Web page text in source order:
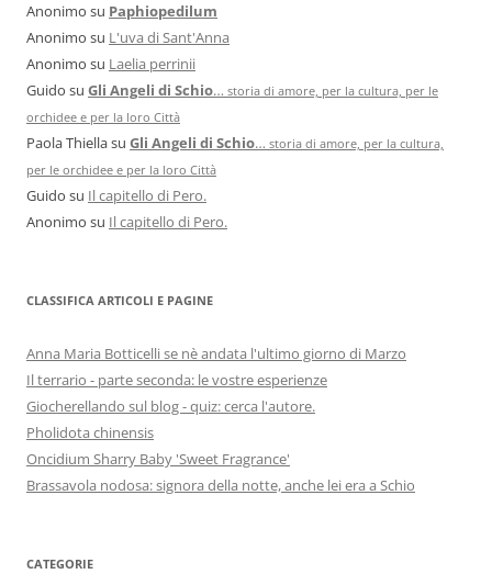
Anonimo su Paphiopedilum
Anonimo su L'uva di Sant'Anna
Anonimo su Laelia perrinii
Guido su Gli Angeli di Schio… storia di amore, per la cultura, per le
orchidee e per la loro Città
Paola Thiellasu Gli Angeli di Schio… storia di amore, per la cultura,
per le orchidee e per la loro Città
Guido su Il capitello di Pero.
Anonimo su Il capitello di Pero.
CLASSIFICA ARTICOLI E PAGINE
Anna Maria Botticelli se nè andata l'ultimo giorno di Marzo
Il terrario - parte seconda: le vostre esperienze
Giocherellando sul blog - quiz: cerca l'autore.
Pholidota chinensis
Oncidium Sharry Baby 'Sweet Fragrance'
Brassavola nodosa: signora della notte, anche lei era a Schio
CATEGORIE